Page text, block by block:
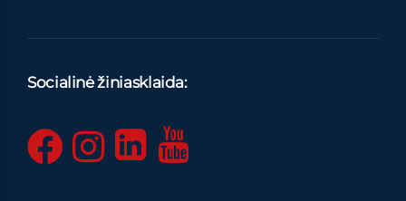
Socialinė žiniasklaida: